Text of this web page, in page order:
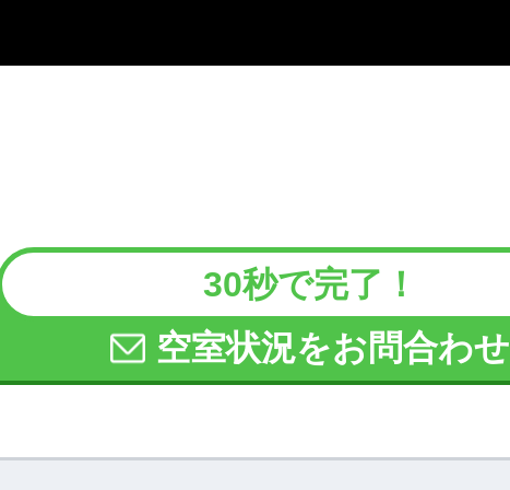
30秒で完了！
空室状況をお問合わせ